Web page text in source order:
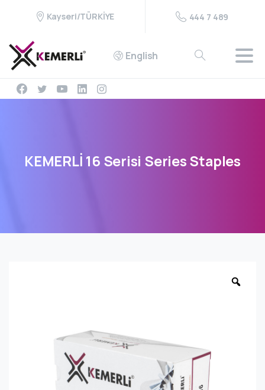
Kayseri/TÜRKİYE 444 7 489
English
KEMERLİ 16 Serisi SeriesStaples